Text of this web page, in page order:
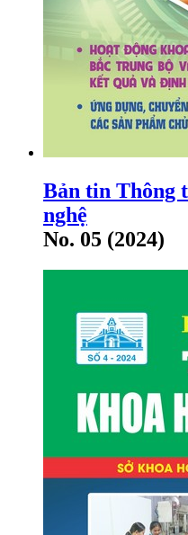
Bản tin Thông
nghệ
No. 05 (2024)